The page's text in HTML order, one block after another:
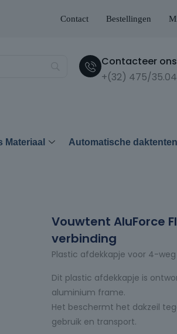
Contact Bestellingen
Contacteer
+(32) 475/
Materiaal Automatische daktenten
Vouwtent AluForce
verbinding
Plastic afdekkapje voor 4-
Dit plastic afdekkapje is
aluminium frame.
Het beschermt het dakzeil
gebruik en transport.